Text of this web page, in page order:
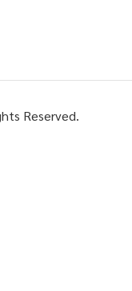
Reserved.